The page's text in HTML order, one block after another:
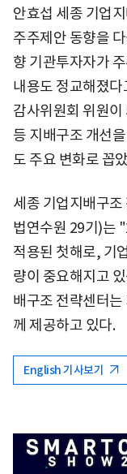
안효섭 세종 기업
주주제안 동향을
향 기관투자자가
내용도 정교해졌
감사위원회 위원
등 지배구조 개선
도 주요 변화로 꼽
세종 기업지배구
법연수원 29기)는
적용된 첫해로, 기
량이 중요해지고
배구조 전략센터
께 제공하고 있다.
English 기사보기